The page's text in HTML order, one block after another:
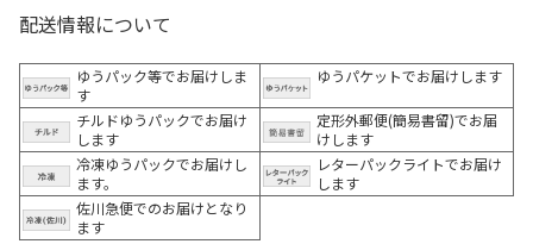
配送情報について
ゆうパック等でお届けしま
す
ゆうパケットでお届けします
チルドゆうパックでお届け
します
定形外郵便(簡易書留)でお届
けします
冷凍ゆうパックでお届けし
ます。
レターパックライトでお届け
します
佐川急便でのお届けとなり
ます